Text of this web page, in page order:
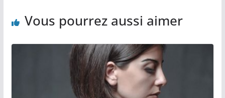
Vous pourrez aussi aimer